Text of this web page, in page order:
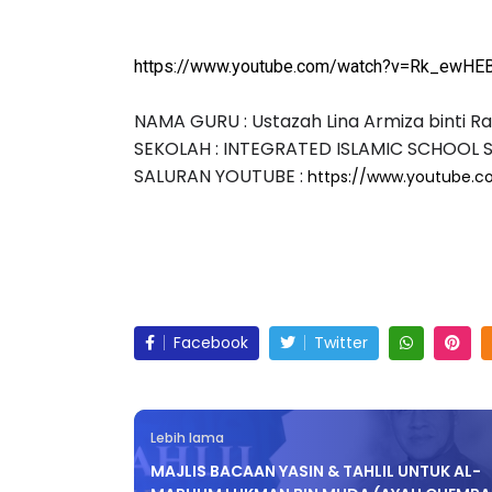
https://www.youtube.com/
NAMA GURU : Ustazah Lina Armiza binti
SEKOLAH : INTEGRATED ISLAMIC SCHOOL
SALURAN YOUTUBE : https://
Facebook Twitter
Lebih lama
MAJLIS BACAAN YASIN & TAHLIL UNTUK AL-
KORPORAT 3 : PROGRAM
SELAMAT DAN
(AMALAN PER...
LIVE
🔴 [LIVE]
TAHUN 6 OLEH